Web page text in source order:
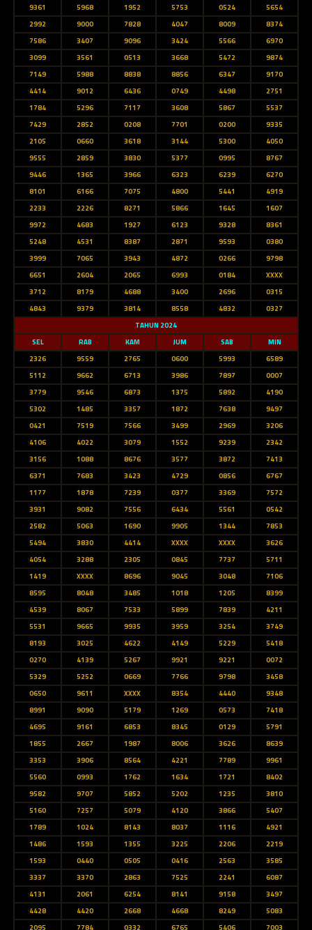
9361 5968 1952 5753 0524
5654
2992
9000 7828 4047 8009
8374
7586
3407 9096 3424 5566
6970
3099
3561 0513 3668 5472
9874
7149
5988 8838 8856 6347
9170
4414
9012 6436 0749 4498
2751
1784
5296 7117 3608 5867
5537
7429
2852 0208 7701 0200
9335
2105
0660 3618 3144 5300
4050
9555
2859 3830 5377 0995
8767
9446
1365 3966 6323 6239
6270
8101
6166 7075 4800 5441
4919
2233
2226 8271 5866 1645
1607
9972
4683 1927 6123 9328
8361
5248
4531 8387 2871 9593
0380
3999
7065 3943 4872 0266
9798
6651
2604 2065 6993 0184
XXXX
3712
8179 4688 3400 2696
0315
4843
9379 3814 8558 4832
0327
TAHUN 2024
SEL
RAB KAM JUM SAB
MIN
2326
9559 2765 0600 5993
6589
5112
9662 6713 3986 7897
0007
3779
9546 6873 1375 5892
4190
5302
1485 3357 1872 7638
9497
0421
7519 7566 3499 2969
3206
4106
4022 3079 1552 9239
2342
3156
1088 8676 3577 3872
7413
6371
7683 3423 4729 0856
6767
1177
1878 7239 0377 3369
7572
3931
9082 7556 6434 5561
0542
2582
5063 1690 9905 1344
7853
5494
3830 4414 XXXX XXXX
3626
4054
3288 2305 0845 7737
5711
1419
XXXX 8696 9045 3048
7106
8595
8048 3485 1018 1205
8399
4539
8067 7533 5899 7839
4211
5531
9665 9935 3959 3254
3749
8193
3025 4622 4149 5229
5418
0270
4139 5267 9921 9221
0072
5329
5252 0669 7766 9798
3458
0650
9611 XXXX 8354 4440
9348
8991
9090 5179 1269 0573
7418
4695
9161 6853 8345 0129
5791
1855
2667 1987 8006 3626
8639
3353
3906 8564 4221 7789
9961
5560
0993 1762 1634 1721
8402
9582
9707 5852 5202 1235
3810
5160
7257 5079 4120 3866
5407
1789
1024 8143 8037 1116
4921
1486
1593 1355 3225 2206
2219
1593
0440 0505 0416 2563
3585
3337
3370 2863 7525 2241
6087
4131
2061 6254 8141 9158
3497
4428
4420 2668 4668 8249
5083
2095
7784 0332 6765 5406
7003